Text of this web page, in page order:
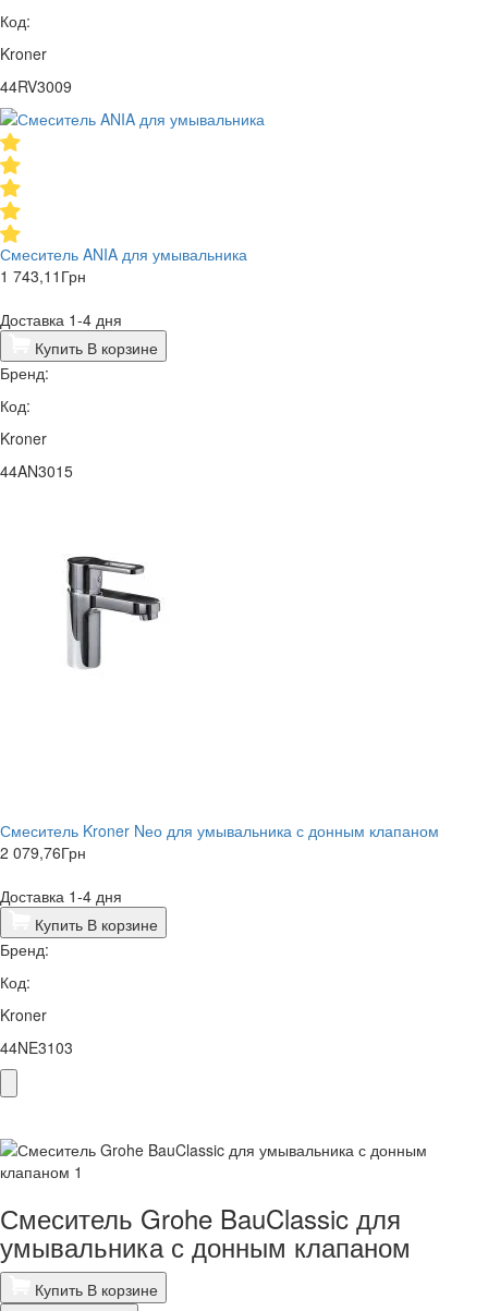
Код:
Kroner
44RV3009
Смеситель ANIA для умывальника
1 743,11 Грн
Доставка 1-4 дня
Купить В корзине
Бренд:
Код:
Kroner
44AN3015
Смеситель Kroner Nео для умывальника с донным клапаном
2 079,76Грн
Доставка 1-4 дня
Купить В корзине
Бренд:
Код:
Kroner
44NE3103
Смеситель Grohe BauClassic для
умывальника с донным клапаном
Купить В корзине